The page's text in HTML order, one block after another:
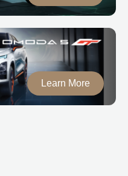
Learn More